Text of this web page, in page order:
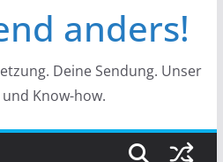
anders!
Deine Sendung. Unser
Know-how.